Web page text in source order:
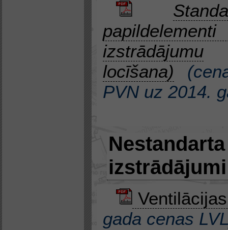
izstrādājumu
locīšana)
(
PVN uz 2014.
izstrādājumi
gada cenas